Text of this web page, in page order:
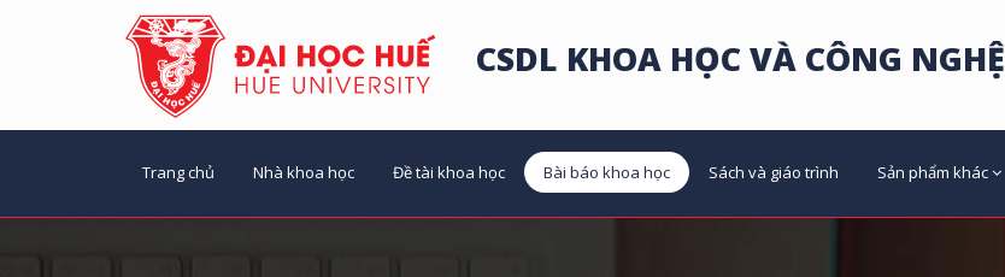
CSDL KHOA HỌC VÀ CÔNG NGHỆ
Trang chủ Nhà khoa học Đề tài khoa học Bài báo khoa học Sách và giáo trình Sản phẩm khác